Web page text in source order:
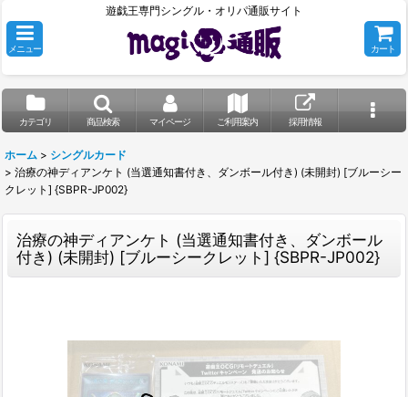
遊戯王専門シングル・オリパ通販サイト
メニュー カート
カテゴリ 商品検索 マイページ ご利用案内 採用情報
ホーム > シングルカード
> 治療の神ディアンケト (当選通知書付き、ダンボール付き) (未開封) [ブルーシー
クレット] {SBPR-JP002}
治療の神ディアンケト (当選通知書付き、ダンボール
付き) (未開封) [ブルーシークレット] {SBPR-JP002}